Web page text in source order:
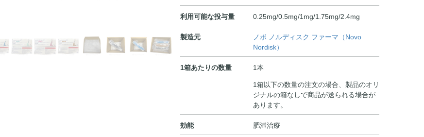
利用可能な投与量 0.25mg/0.5mg/1mg/1.75mg/2.4mg
製造元
ノボ ノルディスク ファーマ（Novo
Nordisk）
1箱あたりの数量
1本
1箱以下の数量の注文の場合、製品のオリ
ジナルの箱なしで商品が送られる場合が
あります。
効能 肥満治療